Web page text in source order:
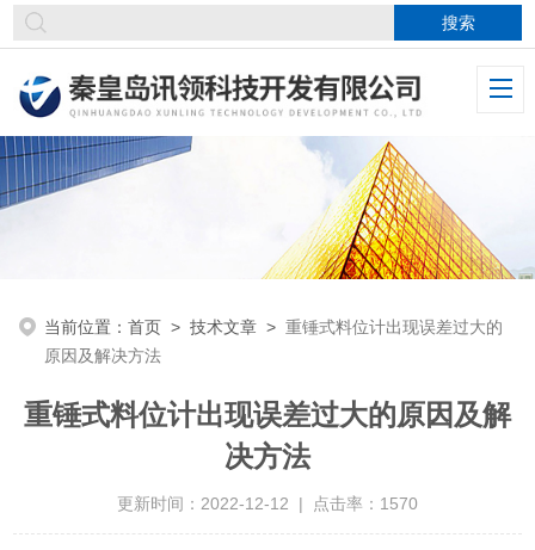
当前位置：首页 >技术文章 >重锤式料位计出现误差过大的
原因及解决方法
重锤式料位计出现误差过大的原因及解
决方法
更新时间：2022-12-12 | 点击率：1570